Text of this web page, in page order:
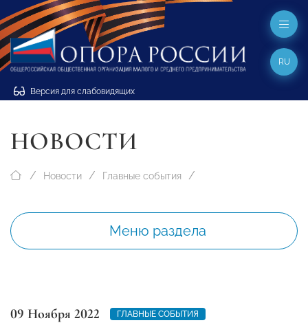
Версия для слабовидящих
RU
НОВОСТИ
Новости Главные события
Меню раздела
09 Ноября 2022 ГЛАВНЫЕ СОБЫТИЯ